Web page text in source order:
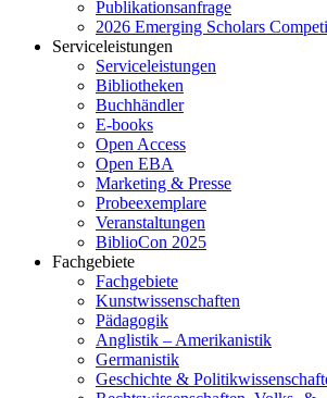
Publikationsanfrage
2026 Emerging Scholars
Serviceleistungen
Serviceleistungen
Bibliotheken
Buchhändler
E-books
Open Access
Open EBA
Marketing & Presse
Probeexemplare
Veranstaltungen
BiblioCon 2025
Fachgebiete
Fachgebiete
Kunstwissenschaften
Pädagogik
Anglistik – Amerikanistik
Germanistik
Geschichte &